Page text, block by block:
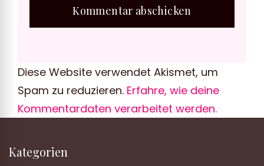
Diese Website verwendet Akismet, um
Spam zu reduzieren. Erfahre, wie deine
Kommentardaten verarbeitet werden.
Kategorien